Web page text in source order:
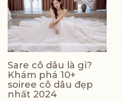
Sare cô dâu là gì?
Khám phá 10+
soiree cô dâu đẹp
nhất 2024